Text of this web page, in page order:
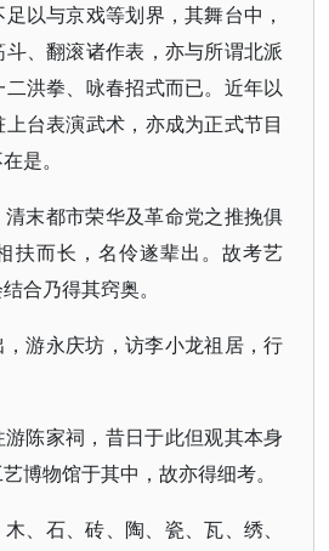
以与京戏等划界，其舞台中，
、翻滚诸作表，亦与所谓北派
洪拳、咏春招式而已。近年以
台表演武术，亦成为正式节目
是。
清末都市荣华及革命党之推挽俱
扶而长，名伶遂辈出。故考艺
合乃得其窍奥。
游永庆坊，访李小龙祖居，行
陈家祠，昔日于此但观其本身
博物馆于其中，故亦得细考。
、石、砖、陶、瓷、瓦、绣、